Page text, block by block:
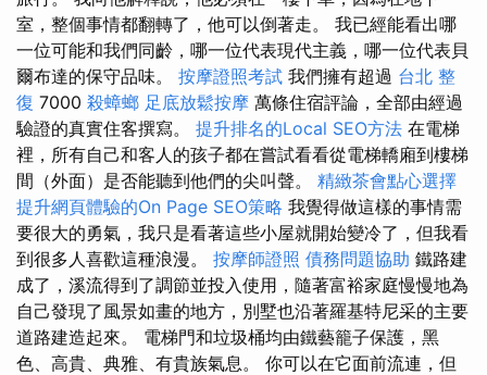
室，整個事情都翻轉了，他可以倒著走。 我已經能看出哪
一位可能和我們同齡，哪一位代表現代主義，哪一位代表貝
爾布達的保守品味。 按摩證照考試 我們擁有超過 台北 整
復 7000 殺蟑螂 足底放鬆按摩 萬條住宿評論，全部由經過
驗證的真實住客撰寫。 提升排名的Local SEO方法 在電梯
裡，所有自己和客人的孩子都在嘗試看看從電梯轎廂到樓梯
間（外面）是否能聽到他們的尖叫聲。 精緻茶會點心選擇
提升網頁體驗的On Page SEO策略 我覺得做這樣的事情需
要很大的勇氣，我只是看著這些小屋就開始變冷了，但我看
到很多人喜歡這種浪漫。 按摩師證照 債務問題協助 鐵路建
成了，溪流得到了調節並投入使用，隨著富裕家庭慢慢地為
自己發現了風景如畫的地方，別墅也沿著羅基特尼采的主要
道路建造起來。 電梯門和垃圾桶均由鐵藝籠子保護，黑
色、高貴、典雅、有貴族氣息。 你可以在它面前流連，但